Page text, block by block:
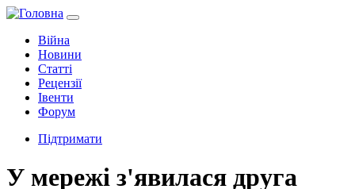
Війна
Новини
Статті
Рецензії
Івенти
Форум
Підтримати
У мережі з'явилася друга